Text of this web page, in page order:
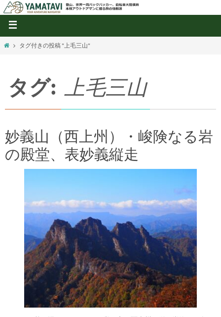
タグ付きの投稿 "上毛三山"
タグ: 上毛三山
妙義山（西上州）・峻険なる岩
の殿堂、表妙義縦走